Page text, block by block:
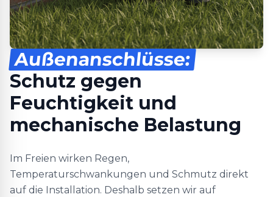
Außenanschlüsse:
Schutz gegen
Feuchtigkeit und
mechanische Belastung
Im Freien wirken Regen,
Temperaturschwankungen und Schmutz direkt
auf die Installation. Deshalb setzen wir auf